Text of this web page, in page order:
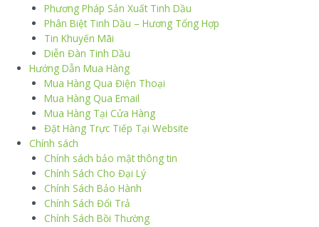
Phương Pháp Sản Xuất Tinh Dầu
Phân Biệt Tinh Dầu – Hương Tổng Hợp
Tin Khuyến Mãi
Diễn Đàn Tinh Dầu
Hướng Dẫn Mua Hàng
Mua Hàng Qua Điện Thoại
Mua Hàng Qua Email
Mua Hàng Tại Cửa Hàng
Đặt Hàng Trực Tiếp Tại Website
Chính sách
Chính sách bảo mật thông tin
Chính Sách Cho Đại Lý
Chính Sách Bảo Hành
Chính Sách Đổi Trả
Chính Sách Bồi Thường